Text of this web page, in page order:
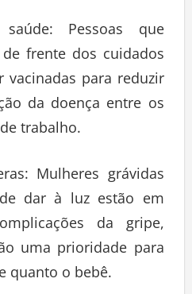
Pessoas que
frente dos cuidados
vacinadas para reduzir
da doença entre os
trabalho.
Mulheres grávidas
dar à luz estão em
da gripe,
uma prioridade para
quanto o bebê.